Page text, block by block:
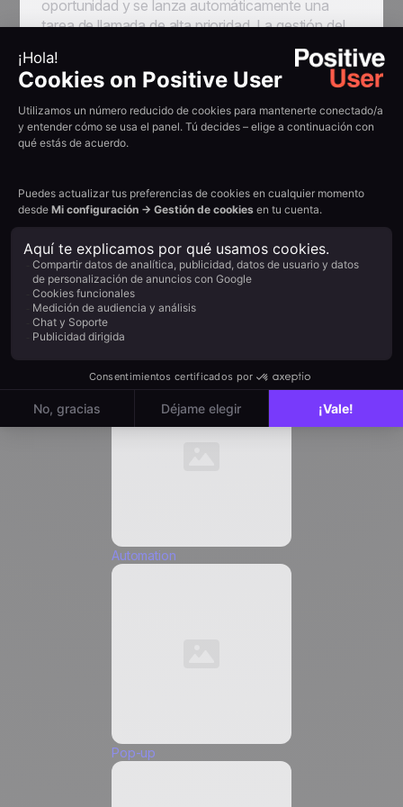
oportunidad y se lanza automáticamente una
tarea de llamada de alta prioridad. La gestión del
consentimiento está integrada, y se puede añadir
una lógica de horario laboral para garantizar una
experiencia profesional. El resultado: tiempos de
respuesta más cortos, menos oportunidades
perdidas y una mayor conversión de lead a
oportunidad.
Impacto en el objetivo
Automation
Pop-up
Desbloquea 40 casos de uso
Nombre *
Apellido *
Acepto recibir comunicaciones de marketing de